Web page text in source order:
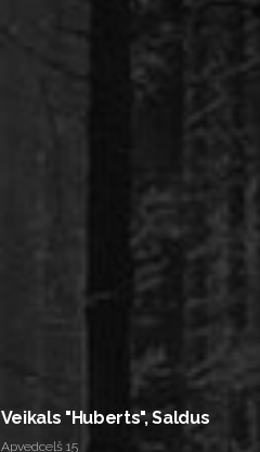
Veikals "Huberts", Saldus
Apvedceļš 15